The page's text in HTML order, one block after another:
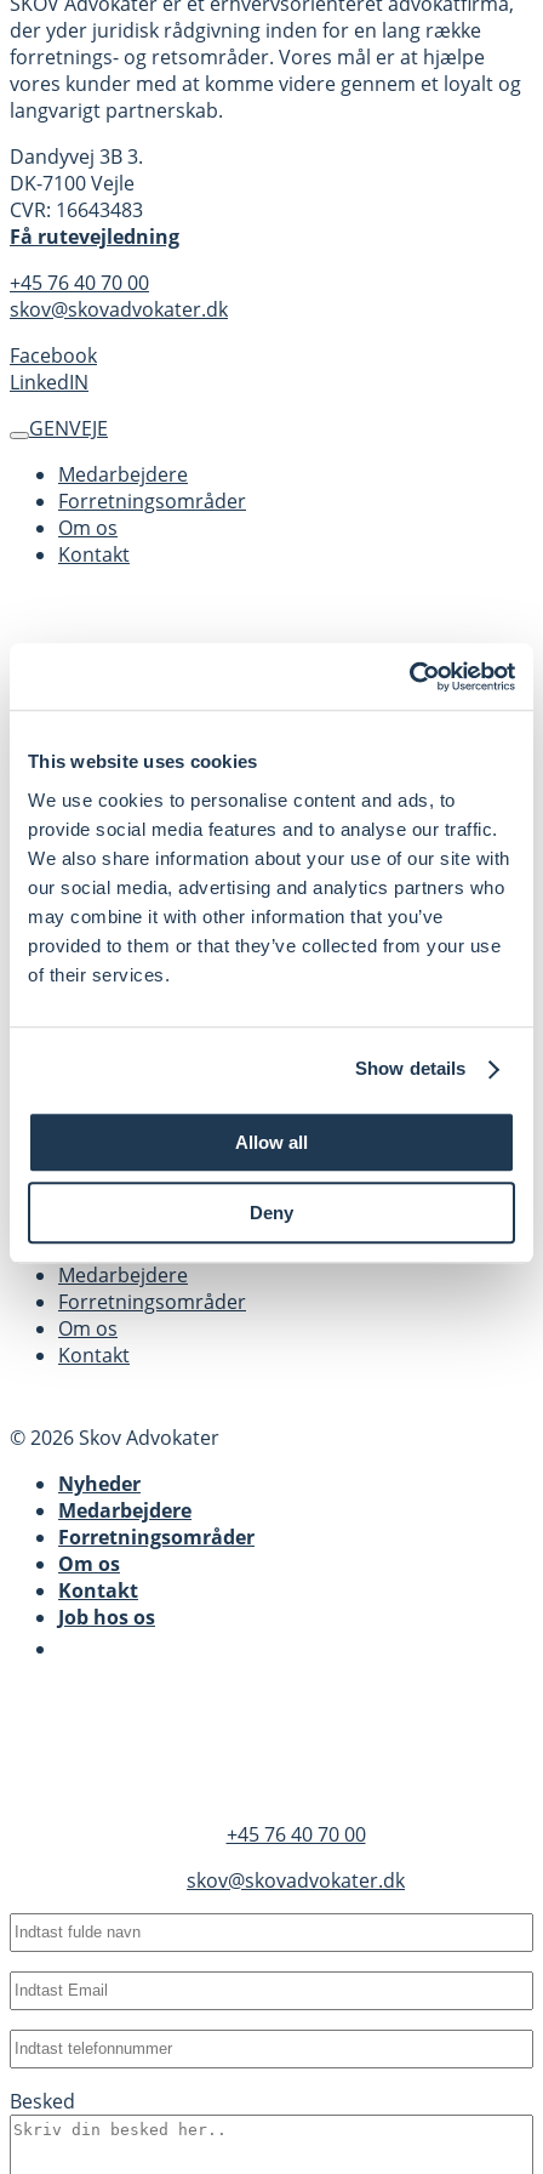
This website uses cookies
We use cookies to personalise content and ads, to
provide social media features and to analyse our traffic.
We also share information about your use of our site with
our social media, advertising and analytics partners who
may combine it with other information that you’ve
provided to them or that they’ve collected from your use
of their services.
Show details
Allow all
Deny
der yder juridisk rådgivning inden for en lang række
forretnings- og retsområder. Vores mål er at hjælpe
vores kunder med at komme videre gennem et loyalt og
langvarigt partnerskab.
Dandyvej 3B 3.
DK-7100 Vejle
CVR: 16643483
Få rutevejledning
+45 76 40 70 00
skov@skovadvokater.dk
Facebook
LinkedIN
GENVEJE
Medarbejdere
Forretningsområder
Om os
Kontakt
SKOV Advokater er et erhvervsorienteret advokatfirma,
forretnings- og retsområder. Vores mål er at hjælpe
vores kunder med at komme videre gennem et loyalt og
langvarigt partnerskab.
CVR: 16643483
Kontakt
Dandyvej 3b 3.
skov@skovadvokater.dk
LinkedIN
Medarbejdere
Forretningsområder
Om os
Kontakt
© 2026 Skov Advokater
Nyheder
Medarbejdere
Forretningsområder
Om os
Kontakt
Job hos os
+45 76 40 70 00
skov@skovadvokater.dk
Fulde
navn(Required)
Email(Required)
Telefon(Required)
Besked